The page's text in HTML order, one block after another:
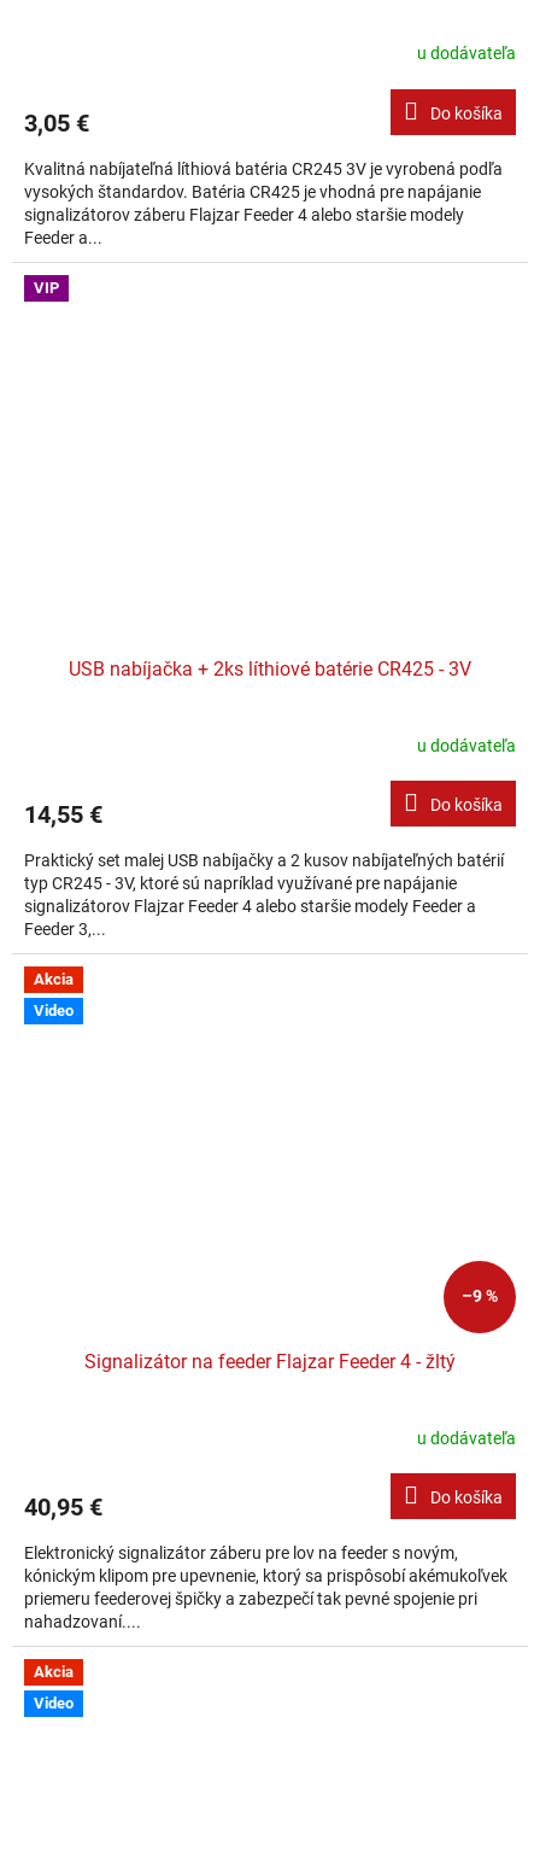
u dodávateľa
3,05 € Do košíka
Kvalitná nabíjateľná líthiová batéria CR245 3V je vyrobená podľa
vysokých štandardov. Batéria CR425 je vhodná pre napájanie
signalizátorov záberu Flajzar Feeder 4 alebo staršie modely
Feeder a...
VIP
USB nabíjačka + 2ks líthiové batérie CR425 - 3V
u dodávateľa
14,55 € Do košíka
Praktický set malej USB nabíjačky a 2 kusov nabíjateľných batérií
typ CR245 - 3V, ktoré sú napríklad využívané pre napájanie
signalizátorov Flajzar Feeder 4 alebo staršie modely Feeder a
Feeder 3,...
Akcia
Video
–9 %
Signalizátor na feeder Flajzar Feeder 4 - žltý
u dodávateľa
40,95 € Do košíka
Elektronický signalizátor záberu pre lov na feeder s novým,
kónickým klipom pre upevnenie, ktorý sa prispôsobí akémukoľvek
priemeru feederovej špičky a zabezpečí tak pevné spojenie pri
nahadzovaní....
Akcia
Video